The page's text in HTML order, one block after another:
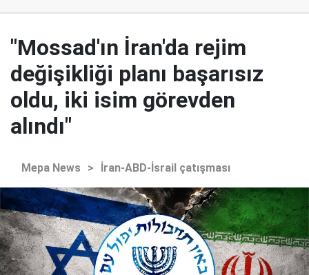
"Mossad'ın İran'da rejim
değişikliği planı başarısız
oldu, iki isim görevden
alındı"
Mepa News > İran-ABD-İsrail çatışması